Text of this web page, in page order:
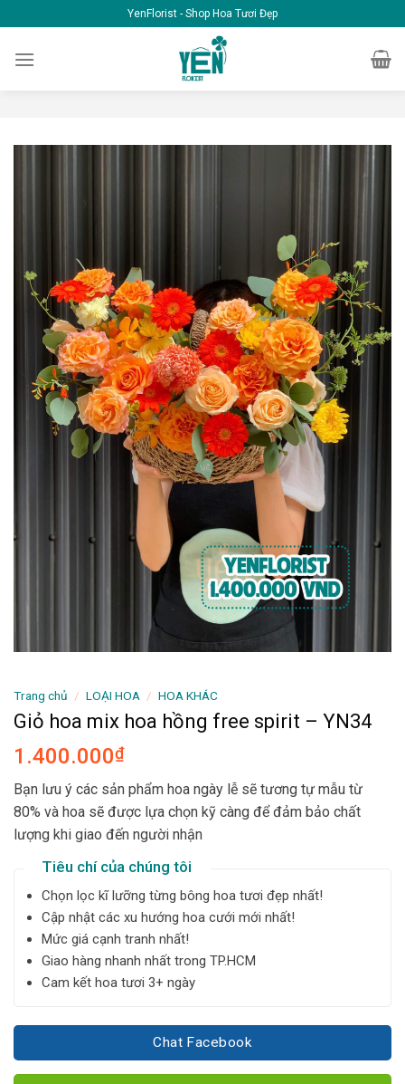
to
content
YenFlorist - Shop Hoa Tươi Đẹp
Trang chủ / LOẠI HOA / HOA KHÁC
Giỏ hoa mix hoa hồng free spirit – YN34
1.400.000₫
Bạn lưu ý các sản phẩm hoa ngày lễ sẽ tương tự mẫu từ
80% và hoa sẽ được lựa chọn kỹ càng để đảm bảo chất
lượng khi giao đến người nhận
Tiêu chí của chúng tôi
Chọn lọc kĩ lưỡng từng bông hoa tươi đẹp nhất!
Cập nhật các xu hướng hoa cưới mới nhất!
Mức giá cạnh tranh nhất!
Giao hàng nhanh nhất trong TP.HCM
Cam kết hoa tươi 3+ ngày
Chat Facebook